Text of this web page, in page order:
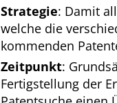
Strategie: Damit
welche die
kommenden
Zeitpunkt:
Fertigstellung der